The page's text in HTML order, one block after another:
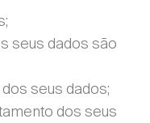
seus dados são
seus dados;
dos seus